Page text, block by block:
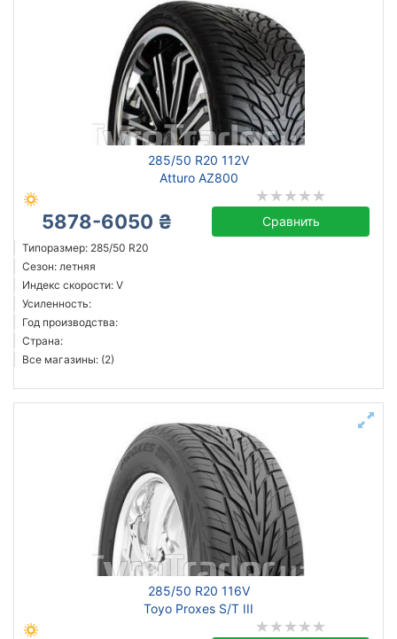
285/50 R20 112V
Atturo AZ800
5878-6050 ₴ Сравнить
Типоразмер: 285/50 R20
Сезон: летняя
Индекс скорости: V
Усиленность:
Год производства:
Страна:
Все магазины: (2)
285/50 R20 116V
Toyo Proxes S/T III